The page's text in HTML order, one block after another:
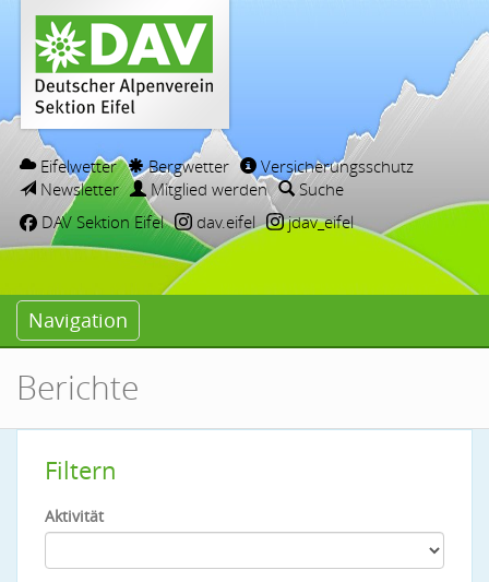
Eifelwetter Bergwetter
Versicherungsschutz
Newsletter
Mitglied werden
Suche
DAV Sektion Eifel
dav.eifel jdav_eifel
Navigation
Berichte
Filtern
Aktivität